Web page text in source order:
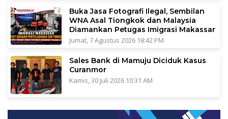
Buka Jasa Fotografi Ilegal, Sembilan
WNA Asal Tiongkok dan Malaysia
Diamankan Petugas Imigrasi Makassar
Jumat, 7 Agustus 2026 18:42 PM
Sales Bank di Mamuju Diciduk Kasus
Curanmor
Kamis, 30 Juli 2026 10:31 AM